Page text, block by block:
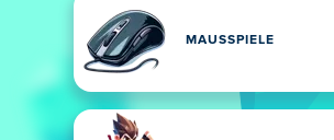
MAUSSPIELE